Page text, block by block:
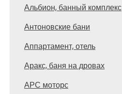
Альбион, банный комплекс
Антоновские бани
Аппартамент, отель
Аракс, баня на дровах
АРС моторс